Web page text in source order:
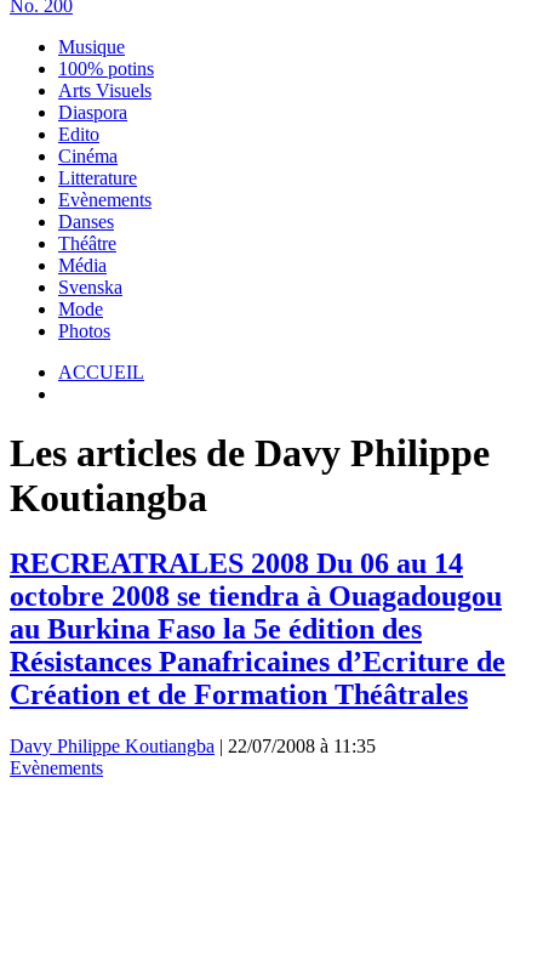
No. 200
Musique
100% potins
Arts Visuels
Diaspora
Edito
Cinéma
Litterature
Evènements
Danses
Théâtre
Média
Svenska
Mode
Photos
ACCUEIL
Les articles de Davy Philippe
Koutiangba
RECREATRALES 2008 Du 06 au 14
octobre 2008 se tiendra à Ouagadougou
au Burkina Faso la 5e édition des
Résistances Panafricaines d’Ecriture de
Création et de Formation Théâtrales
Davy Philippe Koutiangba | 22/07/2008 à 11:35
Evènements